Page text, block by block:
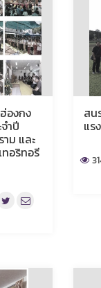
องกง
ำปี
ม และ
อริทอรี
สน
แร